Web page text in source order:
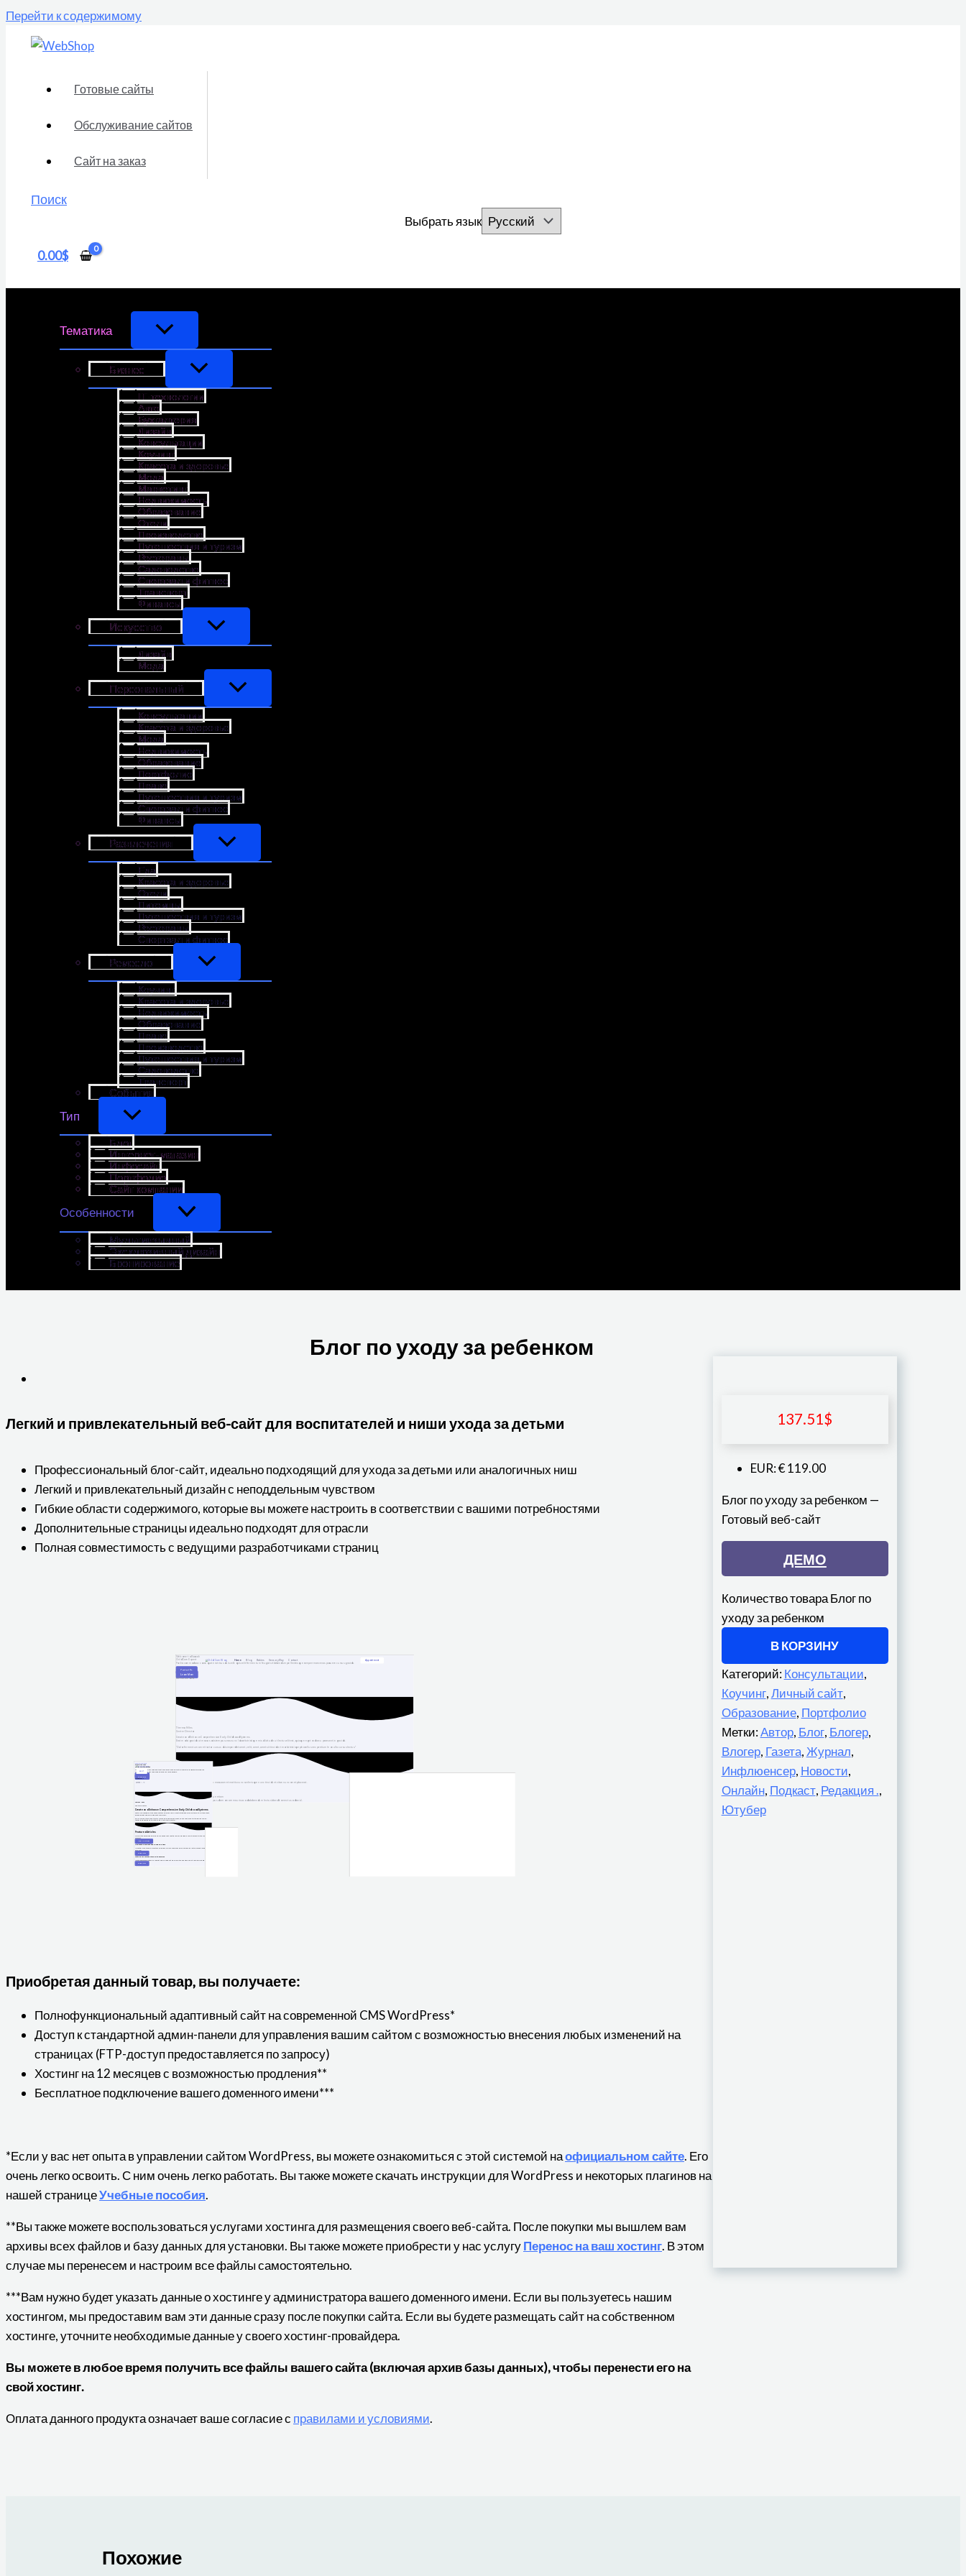
Перейти к содержимому
Готовые сайты
Обслуживание сайтов
Сайт на заказ
Поиск
Выбрать язык
0.00$
Тематика
Бизнес
IT-технологии
Авто
Бухгалтерия
Дизайн
Консультации
Коучинг
Красота и здоровье
Мода
Маркетинг
Недвижимость
Образование
Отели
Производство
Путешествия и туризм
Рестораны
Садоводство
Спортзал и фитнес
Транспорт
Финансы
Искусство
Дизайн
Мода
Персональный
Консультации
Красота и здоровье
Мода
Недвижимость
Образование
Портфолио
Право
Путешествия и туризм
Спортзал и фитнес
Финансы
Развлечения
Еда
Красота и здоровье
Отели
Питомцы
Путешествия и туризм
Рестораны
Спортзал и фитнес
Ремесло
Коучинг
Красота и здоровье
Недвижимость
Образование
Право
Производство
Путешествия и туризм
Садоводство
Транспорт
События
Тип
Блог
Интернет-магазин
Инфосайт
Портфолио
Сайт компании
Особенности
Мультиязычный
Эксклюзивный дизайн
Бронирование
Блог по уходу за ребенком
137.51$
EUR:€ 119.00
Блог по уходу за ребенком —
Готовый веб-сайт
ДЕМО
Количество товара Блог по
уходу за ребенком
В КОРЗИНУ
Категорий:Консультации,
Коучинг,Личный сайт,
Образование, Портфолио
Метки:Автор, Блог, Блогер,
Влогер, Газета, Журнал,
Инфлюенсер, Новости,
Онлайн, Подкаст, Редакция .,
Ютубер
Легкий и привлекательный веб-сайт для воспитателей и ниши ухода за детьми
Профессиональный блог-сайт, идеально подходящий для ухода за детьми или аналогичных ниш
Легкий и привлекательный дизайн с неподдельным чувством
Гибкие области содержимого, которые вы можете настроить в соответствии с вашими потребностями
Дополнительные страницы идеально подходят для отрасли
Полная совместимость с ведущими разработчиками страниц
Приобретая данный товар, вы получаете:
Полнофункциональный адаптивный сайт на современной CMS WordPress*
Доступ к стандартной админ-панели для управления вашим сайтом с возможностью внесения любых изменений на
страницах (FTP-доступ предоставляется по запросу)
Хостинг на 12 месяцев с возможностью продления**
Бесплатное подключение вашего доменного имени***
*Если у вас нет опыта в управлении сайтом WordPress, вы можете ознакомиться с этой системой наофициальном сайте. Его
очень легко освоить. С ним очень легко работать. Вы также можете скачать инструкции для WordPress и некоторых плагинов на
нашей страницеУчебные пособия.
**Вы также можете воспользоваться услугами хостинга для размещения своего веб-сайта. После покупки мы вышлем вам
архивы всех файлов и базу данных для установки. Вы также можете приобрести у нас услугуПеренос на ваш хостинг. В этом
случае мы перенесем и настроим все файлы самостоятельно.
***Вам нужно будет указать данные о хостинге у администратора вашего доменного имени. Если вы пользуетесь нашим
хостингом, мы предоставим вам эти данные сразу после покупки сайта. Если вы будете размещать сайт на собственном
хостинге, уточните необходимые данные у своего хостинг-провайдера.
Вы можете в любое время получить все файлы вашего сайта (включая архив базы данных), чтобы перенести его на
свой хостинг.
Оплата данного продукта означает ваше согласие с правилами и условиями.
Похожие